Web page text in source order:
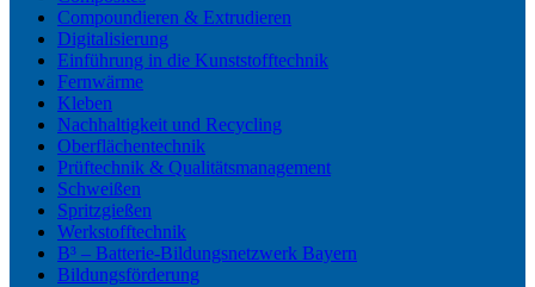
Compoundieren & Extrudieren
Digitalisierung
Einführung in die Kunststofftechnik
Fernwärme
Kleben
Nachhaltigkeit und Recycling
Oberflächentechnik
Prüftechnik & Qualitätsmanagement
Schweißen
Spritzgießen
Werkstofftechnik
B³ – Batterie-Bildungsnetzwerk Bayern
Bildungsförderung